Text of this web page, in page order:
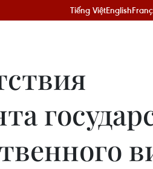
Tiếng ViệtEnglish